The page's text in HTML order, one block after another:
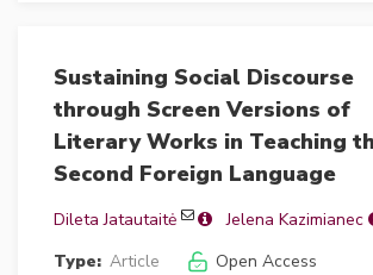
Sustaining Social Discourse
through Screen Versions of
Literary Works in Teaching
Second Foreign Language
Dileta Jatautaitė
Jelena Kazimianec
Type: Article
Open Access